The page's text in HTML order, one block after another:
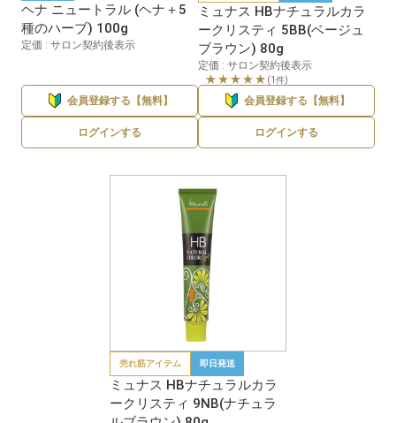
ヘナ ニュートラル (ヘナ＋5
種のハーブ) 100g
定価 : サロン契約後表示
会員登録する【無料】
ログインする
ミュナス HBナチュラルカラ
ークリスティ 5BB(ベージュ
ブラウン) 80g
定価 : サロン契約後表示
★★★★★ (1件)
会員登録する【無料】
ログインする
売れ筋アイテム 即日発送
ミュナス HBナチュラルカラ
ークリスティ 9NB(ナチュラ